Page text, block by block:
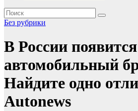
Без рубрики
В России
автомобильный
Найдите одно
Autonews